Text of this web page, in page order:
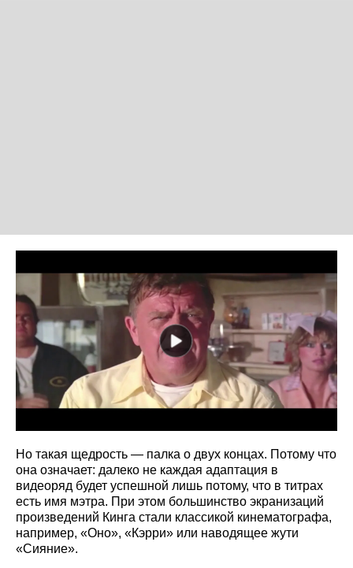
Но такая щедрость — палка о двух концах. Потому что
она означает: далеко не каждая адаптация в
видеоряд будет успешной лишь потому, что в титрах
есть имя мэтра. При этом большинство экранизаций
произведений Кинга стали классикой кинематографа,
например, «Оно», «Кэрри» или наводящее жути
«Сияние».